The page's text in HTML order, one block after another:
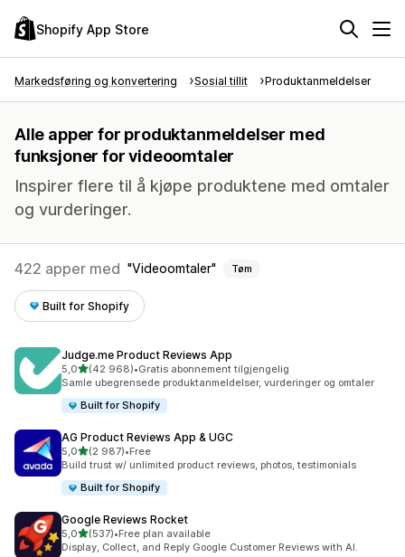
Shopify App Store
Markedsføring og konvertering Sosial tillit Produktanmeldelser
Alle apper for produktanmeldelser med
funksjoner for videoomtaler
Inspirer flere til å kjøpe produktene med omtaler
og vurderinger.
422 apper med Videoomtaler Tøm
Built for Shopify
Judge.me Product Reviews App
5,0av 5 stjerner
(42 968)
Totalt 42968 omtaler
•Gratis abonnement tilgjengelig
Samle ubegrensede produktanmeldelser, vurderinger og omtaler
Built for Shopify
AG Product Reviews App & UGC
5,0av 5 stjerner
(2 987)
Totalt 2987 omtaler
•Free
Build trust w/ unlimited product reviews, photos, testimonials
Built for Shopify
Google Reviews Rocket
5,0av 5 stjerner
(537)
Totalt 537 omtaler
•Free plan available
Display, Collect, and Reply Google Customer Reviews with AI.